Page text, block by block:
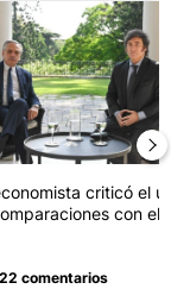
Lula-Milei:
de tendencia con
criticó el uso
con el
22 comentarios